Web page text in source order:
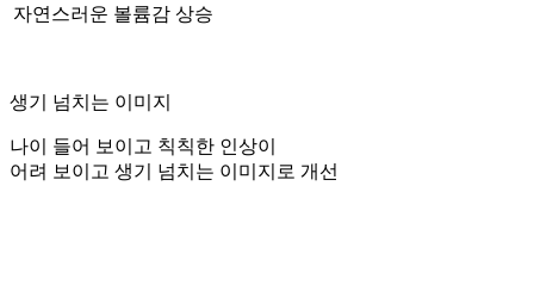
자연스러운 볼륨감 상승
생기 넘치는 이미지
나이 들어 보이고 칙칙한 인상이
어려 보이고 생기 넘치는 이미지로 개선